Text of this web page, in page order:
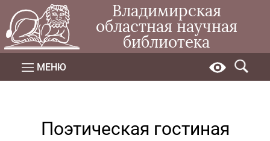
Владимирская
областная научная
библиотека
МЕНЮ
Поэтическая гостиная